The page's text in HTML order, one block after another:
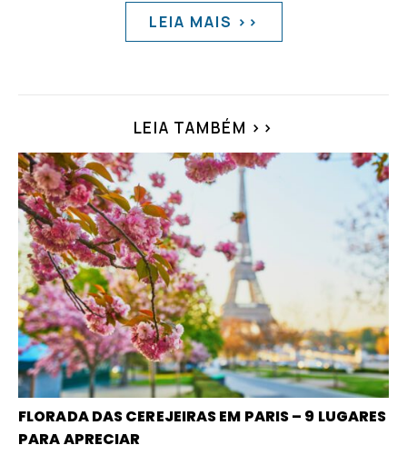
LEIA MAIS >>
LEIA TAMBÉM >>
FLORADA DAS CEREJEIRAS EM PARIS – 9 LUGARES
PARA APRECIAR